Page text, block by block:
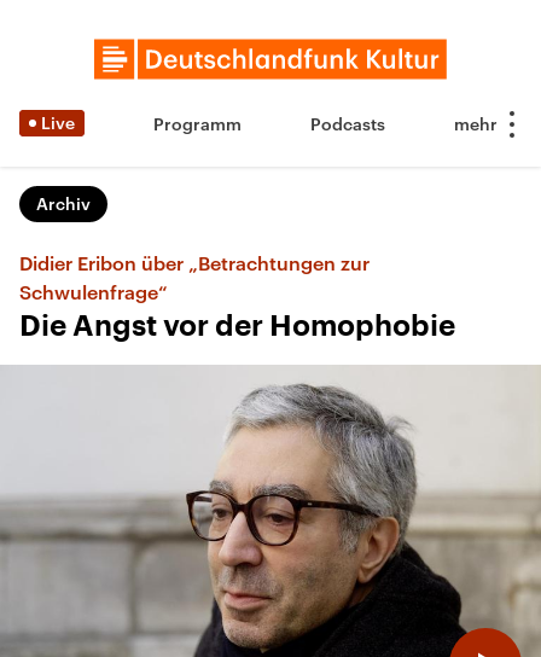
Live Programm Podcasts
Archiv
Didier Eribon über „Betrachtungen zur
Schwulenfrage“
Die Angst vor der Homophobie